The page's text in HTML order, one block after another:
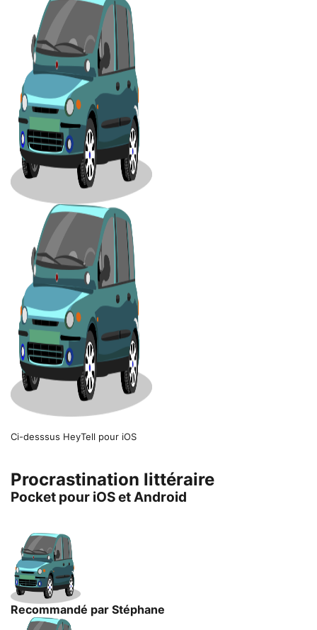
Ci-desssus HeyTell pour iOS
Procrastination littéraire
Pocket pour iOS et Android
Recommandé par Stéphane